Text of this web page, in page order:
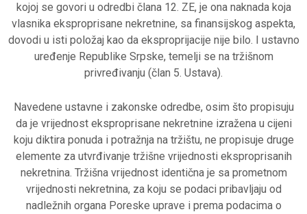
kojoj se govori u odredbi člana 12. ZE, je ona naknada koja
vlasnika eksproprisane nekretnine, sa finansijskog aspekta,
dovodi u isti položaj kao da eksproprijacije nije bilo. I ustavno
uređenje Republike Srpske, temelji se na tržišnom
privređivanju (član 5. Ustava).
Navedene ustavne i zakonske odredbe, osim što propisuju
da je vrijednost eksproprisane nekretnine izražena u cijeni
koju diktira ponuda i potražnja na tržištu, ne propisuje druge
elemente za utvrđivanje tržišne vrijednosti eksproprisanih
nekretnina. Tržišna vrijednost identična je sa prometnom
vrijednosti nekretnina, za koju se podaci pribavljaju od
nadležnih organa Poreske uprave i prema podacima o